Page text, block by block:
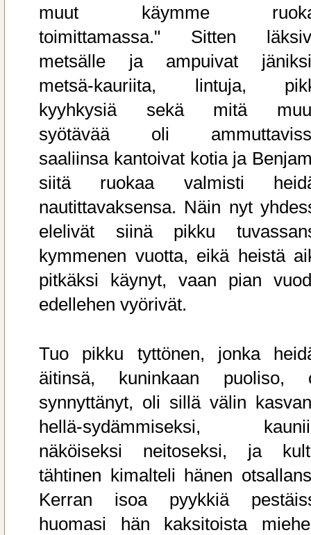
muut käymme
toimittamassa." Sitten
metsälle ja ampuivat
metsä-kauriita, lintuja,
kyyhkysiä sekä mitä
syötävää oli
saaliinsa kantoivat kotia ja
siitä ruokaa valmisti
nautittavaksensa. Näin nyt
elelivät siinä pikku
kymmenen vuotta, eikä heistä
pitkäksi käynyt, vaan pian
edellehen vyörivät.
Tuo pikku tyttönen, jonka
äitinsä, kuninkaan puoliso,
synnyttänyt, oli sillä välin
hellä-sydämmiseksi,
näköiseksi neitoseksi, ja
tähtinen kimalteli hänen
Kerran isoa pyykkiä
huomasi hän kaksitoista